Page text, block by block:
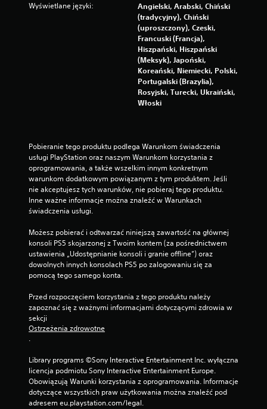
Wyświetlane języki:
Angielski, Arabski, Chiński
(tradycyjny), Chiński
(uproszczony), Czeski,
Francuski (Francja),
Hiszpański, Hiszpański
(Meksyk), Japoński,
Koreański, Niemiecki, Polski,
Portugalski (Brazylia),
Rosyjski, Turecki, Ukraiński,
Włoski
Pobieranie tego produktu podlega Warunkom świadczenia
usługi PlayStation oraz naszym Warunkom korzystania z
oprogramowania, a także wszelkim innym konkretnym
warunkom dodatkowym powiązanym z tym produktem. Jeśli
nie akceptujesz tych warunków, nie pobieraj tego produktu.
Inne ważne informacje można znaleźć w Warunkach
świadczenia usługi.
Możesz pobierać i odtwarzać niniejszą zawartość na głównej
konsoli PS5 skojarzonej z Twoim kontem (za pośrednictwem
ustawienia „Udostępnianie konsoli i granie offline”) oraz
dowolnych innych konsolach PS5 po zalogowaniu się za
pomocą tego samego konta.
Przed rozpoczęciem korzystania z tego produktu należy
zapoznać się z ważnymi informacjami dotyczącymi zdrowia w
sekcji
Ostrzeżenia zdrowotne
.
Library programs ©Sony Interactive Entertainment Inc. wyłączna
licencja podmiotu Sony Interactive Entertainment Europe.
Obowiązują Warunki korzystania z oprogramowania. Informacje
dotyczące wszystkich praw użytkowania można znaleźć pod
adresem eu.playstation.com/legal.